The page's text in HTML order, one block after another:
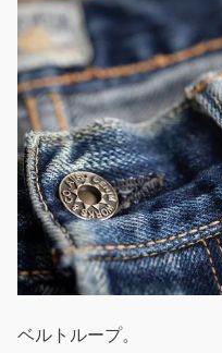
ベルトループ。